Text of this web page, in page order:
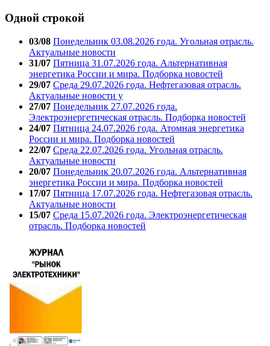
Одной строкой
03/08 Понедельник 03.08.2026 года. Угольная отрасль.
Актуальные новости
31/07 Пятница 31.07.2026 года. Альтернативная
энергетика России и мира. Подборка новостей
29/07 Среда 29.07.2026 года. Нефтегазовая отрасль.
Актуальные новости у
27/07 Понедельник 27.07.2026 года.
Электроэнергетическая отрасль. Подборка новостей
24/07 Пятница 24.07.2026 года. Атомная энергетика
России и мира. Подборка новостей
22/07 Среда 22.07.2026 года. Угольная отрасль.
Актуальные новости
20/07 Понедельник 20.07.2026 года. Альтернативная
энергетика России и мира. Подборка новостей
17/07 Пятница 17.07.2026 года. Нефтегазовая отрасль.
Актуальные новости
15/07 Среда 15.07.2026 года. Электроэнергетическая
отрасль. Подборка новостей